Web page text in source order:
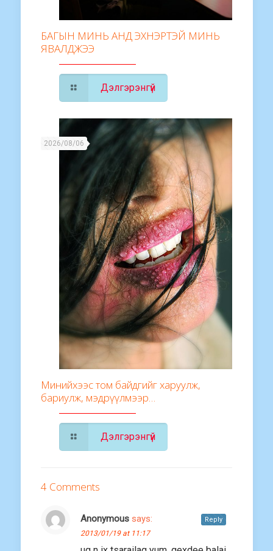
БАГЫН МИНЬ АНД ЭХНЭРТЭЙ МИНЬ
ЯВАЛДЖЭЭ
Дэлгэрэнгүй
2026/08/06
Минийхээс том байдгийг харуулж,
бариулж, мэдрүүлмээр…
Дэлгэрэнгүй
4 Comments
Anonymous says:
2013/01/19 at 11:17
Reply